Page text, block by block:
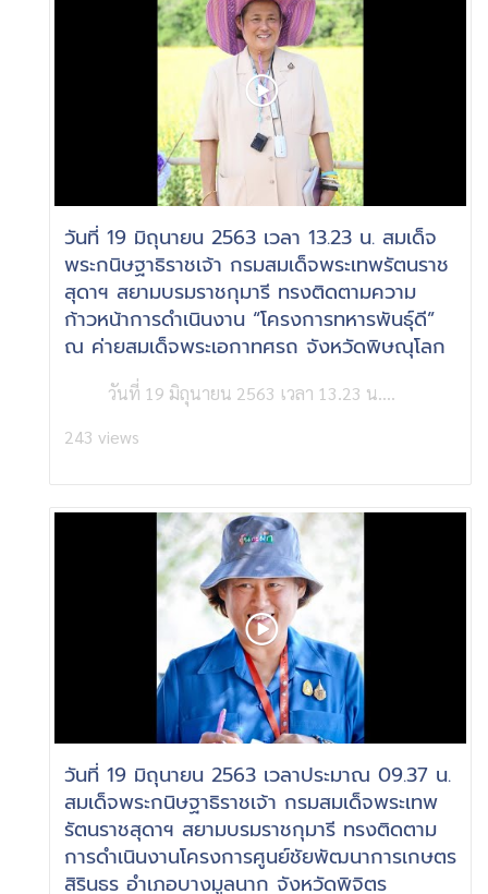
วันที่ 19 มิถุนายน 2563 เวลา 13.23 น. สมเด็จ
พระกนิษฐาธิราชเจ้า กรมสมเด็จพระเทพรัตนราช
สุดาฯ สยามบรมราชกุมารี ทรงติดตามความ
ก้าวหน้าการดำเนินงาน “โครงการทหารพันธุ์ดี”
ณ ค่ายสมเด็จพระเอกาทศรถ จังหวัดพิษณุโลก
วันที่ 19 มิถุนายน 2563 เวลา 13.23 น....
243 views
วันที่ 19 มิถุนายน 2563 เวลาประมาณ 09.37 น.
สมเด็จพระกนิษฐาธิราชเจ้า กรมสมเด็จพระเทพ
รัตนราชสุดาฯ สยามบรมราชกุมารี ทรงติดตาม
การดำเนินงานโครงการศูนย์ชัยพัฒนาการเกษตร
สิรินธร อำเภอบางมูลนาก จังหวัดพิจิตร